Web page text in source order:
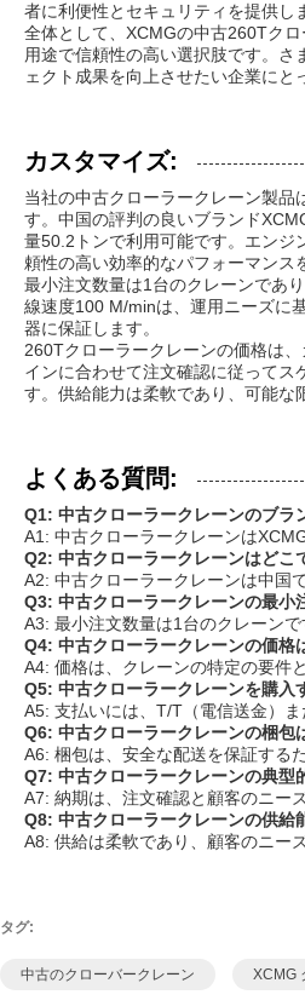
者に利便性とセキュリティを提供し
全体として、XCMGの中古260Tク
用途で信頼性の高い選択肢です。
ェクト成果を向上させたい企業にと
カスタマイズ:
当社の中古クローラークレーン製品
す。中国の評判の良いブランド
量50.2トンで利用可能です。エンジ
頼性の高い効率的なパフォーマンス
最小注文数量は1台のクレーンであ
線速度100 M/minは、運用ニーズに
器に保証します。
260Tクローラークレーンの価格は
インに合わせて注文確認に従ってス
す。供給能力は柔軟であり、可能な
よくある質問:
Q1: 中古クローラークレーンのブラ
A1: 中古クローラークレーンは
Q2: 中古クローラークレーンはどこ
A2: 中古クローラークレーンは中国
Q3: 中古クローラークレーンの最小
A3: 最小注文数量は1台のクレーンで
Q4: 中古クローラークレーンの価格
A4: 価格は、クレーンの特定の要件
Q5: 中古クローラークレーンを購入
A5: 支払いには、T/T（電信送金）
Q6: 中古クローラークレーンの梱包
A6: 梱包は、安全な配送を保証する
Q7: 中古クローラークレーンの典型
A7: 納期は、注文確認と顧客のニー
Q8: 中古クローラークレーンの供給
A8: 供給は柔軟であり、顧客のニー
タグ:
中古のクローバークレーン XCMG